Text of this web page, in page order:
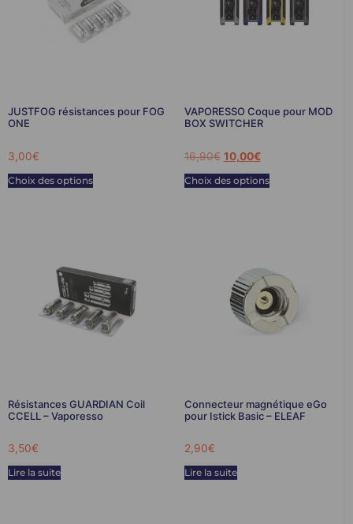
JUSTFOG résistances pour FOG
ONE
3,00€
Choix des options
VAPORESSO Coque pour MOD
BOX SWITCHER
16,90€ 10,00€
Choix des options
Résistances GUARDIAN Coil
CCELL – Vaporesso
3,50€
Lire la suite
Connecteur magnétique eGo
pour Istick Basic – ELEAF
2,90€
Lire la suite